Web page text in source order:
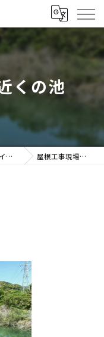
くの池
インスタ 屋根工事現場の近くの池